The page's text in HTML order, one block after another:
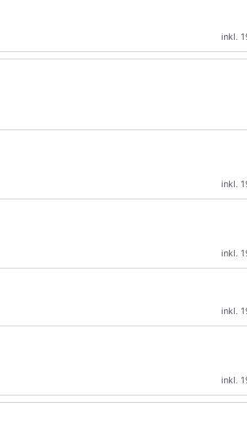
inkl.
inkl.
inkl.
inkl.
inkl.